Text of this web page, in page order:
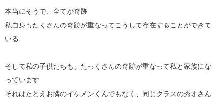
本当にそうで、全てが奇跡
私自身もたくさんの奇跡が重なってこうして存在することができて
いる
そして私の子供たちも、たっくさんの奇跡が重なって私と家族にな
っています
それはたとえお隣のイケメンくんでもなく、同じクラスの秀オさん